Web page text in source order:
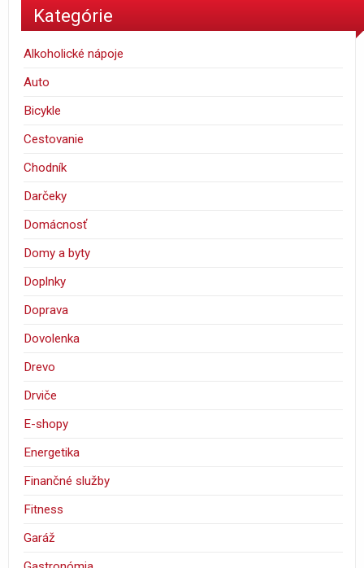
Kategórie
Alkoholické nápoje
Auto
Bicykle
Cestovanie
Chodník
Darčeky
Domácnosť
Domy a byty
Doplnky
Doprava
Dovolenka
Drevo
Drviče
E-shopy
Energetika
Finančné služby
Fitness
Garáž